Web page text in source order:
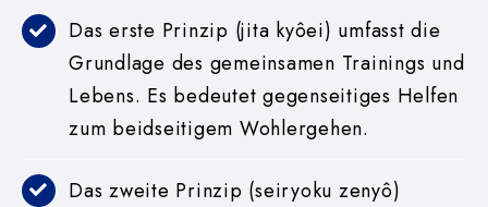
Das erste Prinzip (jita kyôei) umfasst die
Grundlage des gemeinsamen Trainings und
Lebens. Es bedeutet gegenseitiges Helfen
zum beidseitigem Wohlergehen.
Das zweite Prinzip (seiryoku zenyô)